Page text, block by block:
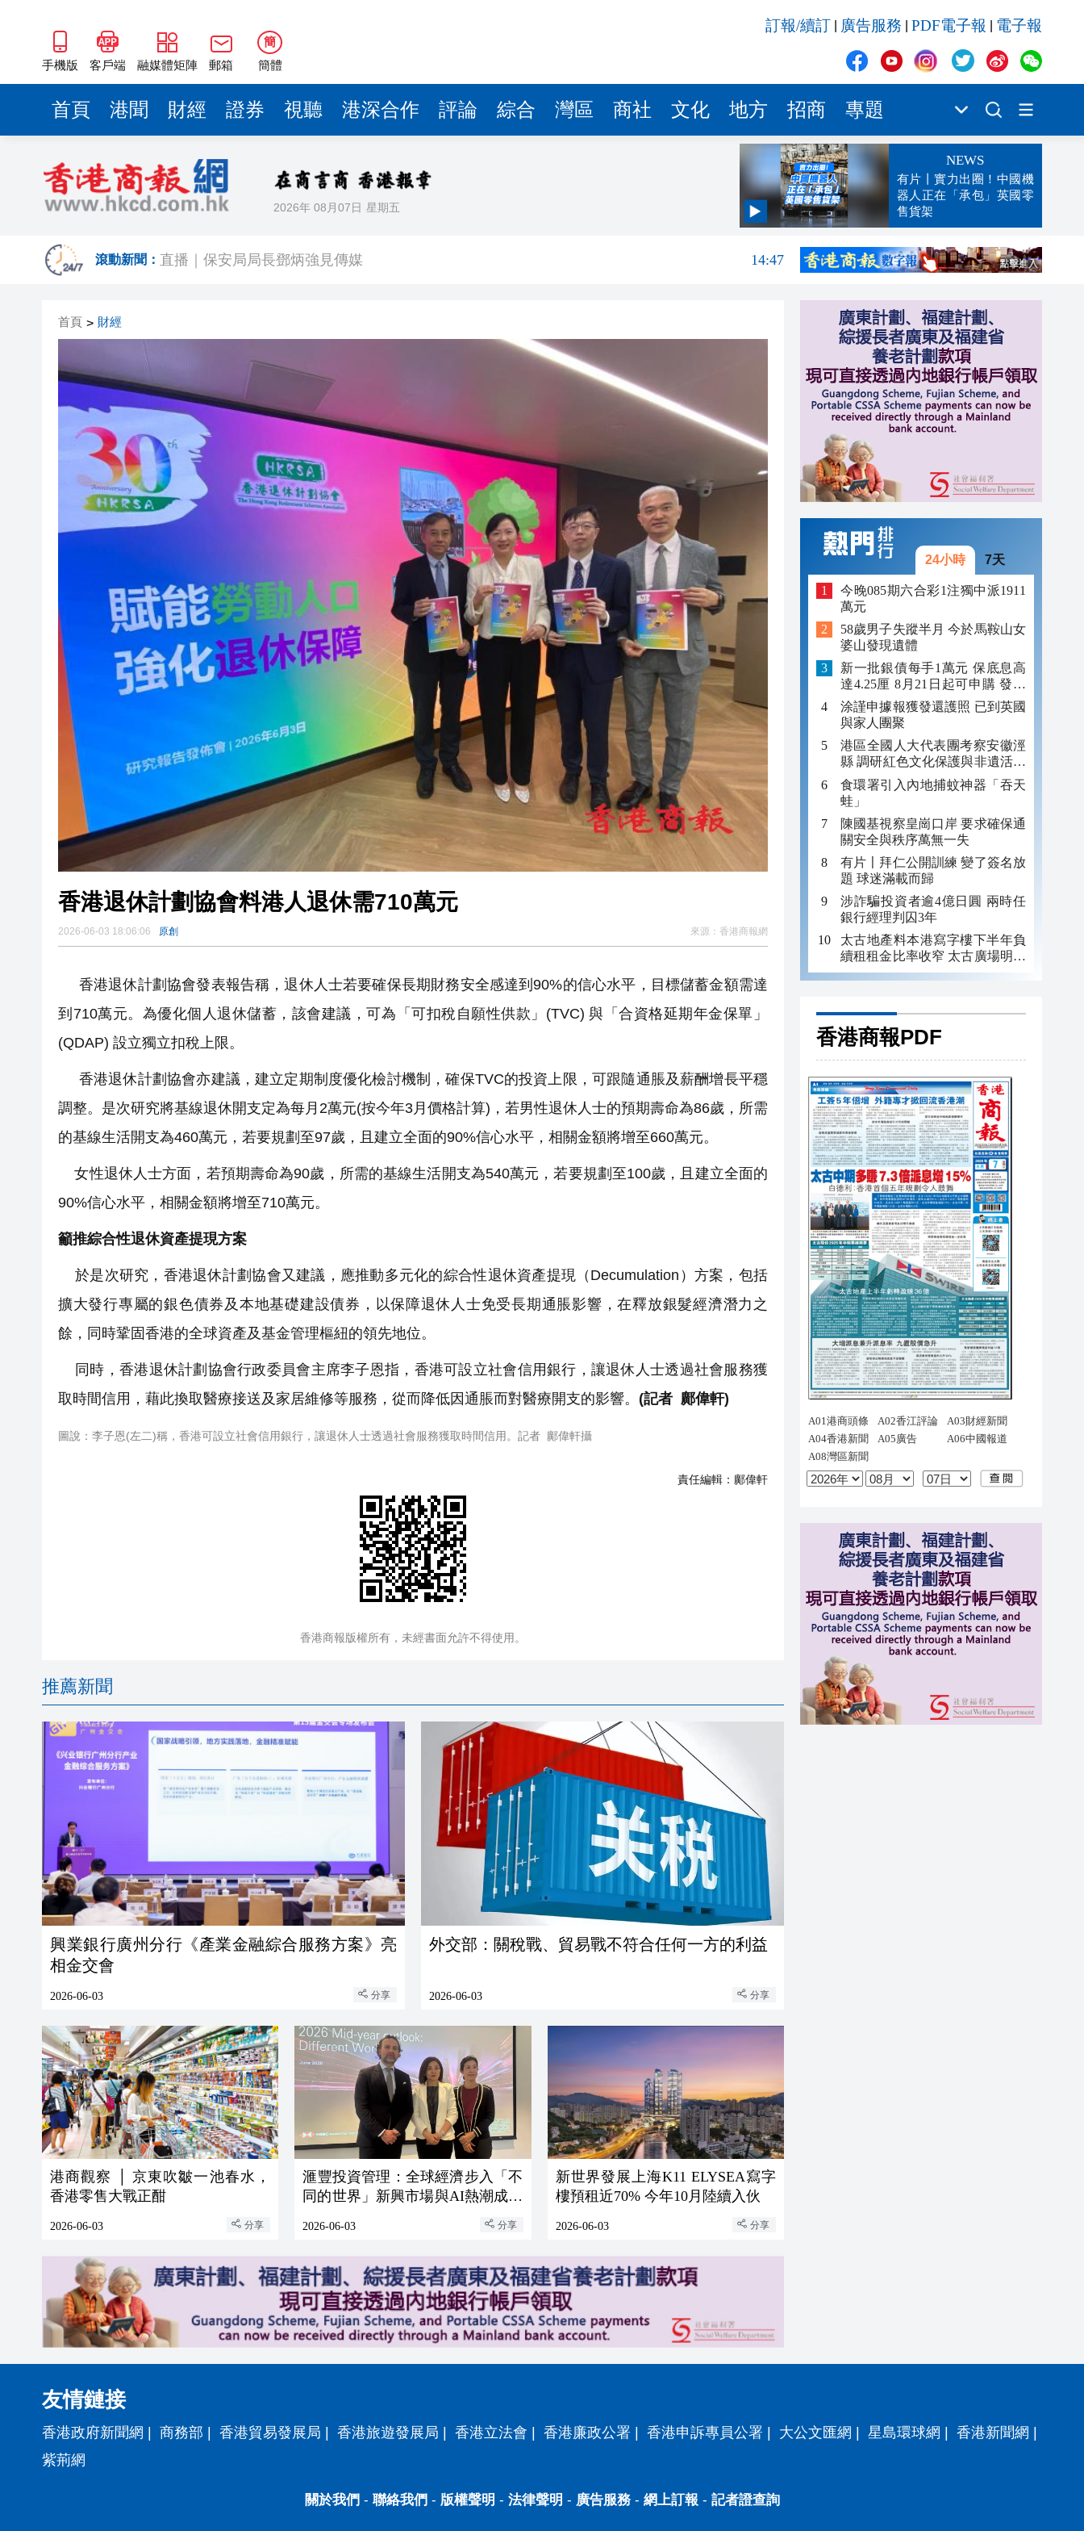
手機版 客戶端 融媒體矩陣 郵箱
簡
簡體
訂報/續訂 廣告服務 PDF電子報 電子報
首頁 港聞 財經 證券 視聽 港深合作 評論 綜合 灣區 商社 文化 地方 招商 專題
2026年 08月07日 星期五
NEWS
有片丨實力出圈！中國機
器人正在「承包」英國零
售貨架
滾動新聞：
直播｜保安局局長鄧炳強見傳媒
14:47
有片丨實力出圈！中國機器人正在「承包」英國零售貨架
有片｜南亞裔小孩跑出馬路 3車及時停下
恒隆委任蔡德粦接替盧韋柏任CEO 10月1日生效
13:29
華僑銀行上半年純利按年增13%至41.95億坡元 中期息47坡仙
13:02
首頁 > 財經
香港退休計劃協會料港人退休需710萬元
2026-06-03 18:06:06 原創 來源： 香港商報網
香港退休計劃協會發表報告稱，退休人士若要確保長期財務安全感達到90%的信心水平，目標儲蓄金額需達
到710萬元。為優化個人退休儲蓄，該會建議，可為「可扣稅自願性供款」(TVC) 與「合資格延期年金保單」
(QDAP) 設立獨立扣稅上限。
香港退休計劃協會亦建議，建立定期制度優化檢討機制，確保TVC的投資上限，可跟隨通脹及薪酬增長平穩
調整。是次研究將基線退休開支定為每月2萬元(按今年3月價格計算)，若男性退休人士的預期壽命為86歲，所需
的基線生活開支為460萬元，若要規劃至97歲，且建立全面的90%信心水平，相關金額將增至660萬元。
女性退休人士方面，若預期壽命為90歲，所需的基線生活開支為540萬元，若要規劃至100歲，且建立全面的
90%信心水平，相關金額將增至710萬元。
籲推綜合性退休資產提現方案
於是次研究，香港退休計劃協會又建議，應推動多元化的綜合性退休資產提現（Decumulation）方案，包括
擴大發行專屬的銀色債券及本地基礎建設債券，以保障退休人士免受長期通脹影響，在釋放銀髮經濟潛力之
餘，同時鞏固香港的全球資產及基金管理樞紐的領先地位。
同時，香港退休計劃協會行政委員會主席李子恩指，香港可設立社會信用銀行，讓退休人士透過社會服務獲
取時間信用，藉此換取醫療接送及家居維修等服務，從而降低因通脹而對醫療開支的影響。 (記者 鄺偉軒)
圖說：李子恩(左二)稱，香港可設立社會信用銀行，讓退休人士透過社會服務獲取時間信用。記者 鄺偉軒攝
責任編輯： 鄺偉軒
香港商報版權所有，未經書面允許不得使用。
推薦新聞
興業銀行廣州分行《產業金融綜合服務方案》亮
相金交會
2026-06-03 分享
外交部：關稅戰、貿易戰不符合任何一方的利益
2026-06-03 分享
港商觀察 │ 京東吹皺一池春水，
香港零售大戰正酣
2026-06-03 分享
滙豐投資管理：全球經濟步入「不
同的世界」新興市場與AI熱潮成焦
2026-06-03 分享
新世界發展上海K11 ELYSEA寫字
樓預租近70% 今年10月陸續入伙
2026-06-03 分享
24小時 7天
今晚085期六合彩1注獨中派1911
萬元
58歲男子失蹤半月 今於馬鞍山女
婆山發現遺體
新一批銀債每手1萬元 保底息高
達4.25厘 8月21日起可申購 發行
金額最多550億
涂謹申據報獲發還護照 已到英國
與家人團聚
港區全國人大代表團考察安徽涇
縣 調研紅色文化保護與非遺活態
傳承
食環署引入內地捕蚊神器「吞天
蛙」
陳國基視察皇崗口岸 要求確保通
關安全與秩序萬無一失
有片〡拜仁公開訓練 變了簽名放
題 球迷滿載而歸
涉詐騙投資者逾4億日圓 兩時任
銀行經理判囚3年
太古地產料本港寫字樓下半年負
續租租金比率收窄 太古廣場明年
轉正
香港商報PDF
友情鏈接
香港政府新聞網 商務部 香港貿易發展局 香港旅遊發展局 香港立法會 香港廉政公署 香港申訴專員公署 大公文匯網 星島環球網 香港新聞網
紫荊網
關於我們 - 聯絡我們 - 版權聲明 - 法律聲明 - 廣告服務- 網上訂報 - 記者證查詢